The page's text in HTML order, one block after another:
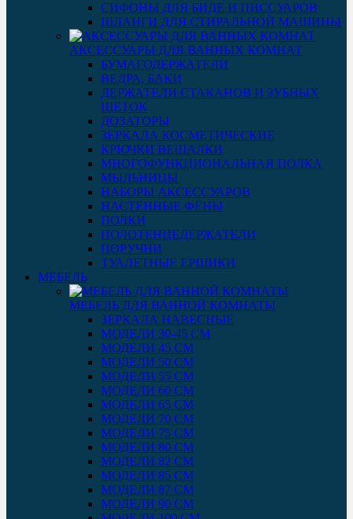
СИФОНЫ ДЛЯ БИДЕ И ПИССУАРОВ
ШЛАНГИ ДЛЯ СТИРАЛЬНОЙ МАШИНЫ
АКСЕССУАРЫ ДЛЯ ВАННЫХ КОМНАТ
БУМАГОДЕРЖАТЕЛИ
ВЕДРА, БАКИ
ДЕРЖАТЕЛИ СТАКАНОВ И ЗУБНЫХ
ЩЕТОК
ДОЗАТОРЫ
ЗЕРКАЛА КОСМЕТИЧЕСКИЕ
КРЮЧКИ ВЕШАЛКИ
МНОГОФУНКЦИОНАЛЬНАЯ ПОЛКА
МЫЛЬНИЦЫ
НАБОРЫ АКСЕССУАРОВ
НАСТЕННЫЕ ФЕНЫ
ПОЛКИ
ПОЛОТЕНЦЕДЕРЖАТЕЛИ
ПОРУЧНИ
ТУАЛЕТНЫЕ ЕРШИКИ
МЕБЕЛЬ
МЕБЕЛЬ ДЛЯ ВАННОЙ КОМНАТЫ
ЗЕРКАЛА НАВЕСНЫЕ
МОДЕЛИ 30-45 СМ
МОДЕЛИ 45 СМ
МОДЕЛИ 50 СМ
МОДЕЛИ 55 СМ
МОДЕЛИ 60 СМ
МОДЕЛИ 65 СМ
МОДЕЛИ 70 СМ
МОДЕЛИ 75 СМ
МОДЕЛИ 80 СМ
МОДЕЛИ 82 СМ
МОДЕЛИ 85 СМ
МОДЕЛИ 87 СМ
МОДЕЛИ 90 СМ